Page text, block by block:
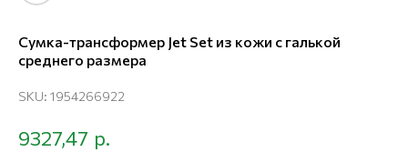
Сумка-трансформер Jet Set из кожи с галькой
среднего размера
SKU: 1954266922
9327,47 р.